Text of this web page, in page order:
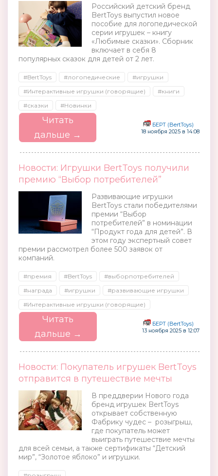
Российский детский бренд
BertToys выпустил новое
пособие для логопедической
серии игрушек – книгу
«Любимые сказки». Сборник
включает в себя 8
популярных сказок для детей от 2 лет.
#BertToys #логопедические
#игрушки
#Интерактивные игрушки (говорящие)
#книги
#сказки
#Новинки
Читать
дальше →
БЕРТ (BertToys)
18 ноября 2025 в 14:08
Новости: Игрушки BertToys получили
премию “Выбор потребителей”
Развивающие игрушки
BertToys стали победителями
премии “Выбор
потребителей” в номинации
“Продукт года для детей”. В
этом году экспертный совет
премии рассмотрел более 500 заявок от
компаний.
#премия #BertToys
#выборпотребителей
#награда
#игрушки
#развивающие игрушки
#Интерактивные игрушки (говорящие)
Читать
дальше →
БЕРТ (BertToys)
13 ноября 2025 в 12:07
Новости: Покупатель игрушек BertToys
отправится в путешествие мечты
В преддверии Нового года
бренд игрушек BertToys
открывает собственную
Фабрику чудес – розыгрыш,
где покупатель может
выиграть путешествие мечты
для всей семьи, а также сертификаты “Детский
мир”, “Золотое яблоко” и игрушки.